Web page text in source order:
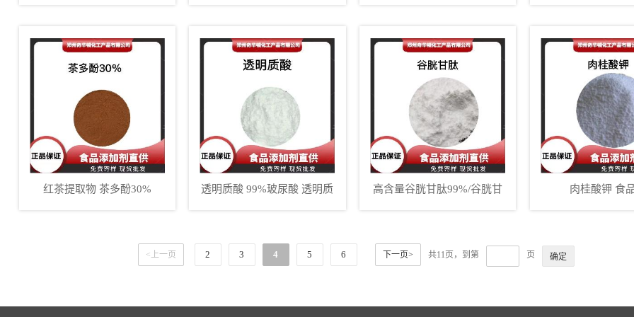
红茶提取物 茶多酚30%
透明质酸 99%玻尿酸 透明质
高含量谷胱甘肽99%/谷胱甘
肉桂酸钾 食
<上一页 2 3 4 5 6 下一页> 共11页，到第 页